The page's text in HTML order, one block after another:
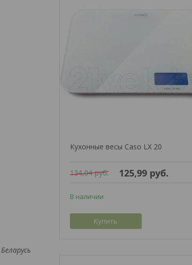
Кухонные весы Caso LX 20
134,04руб. 125,99 руб.
В наличии
Купить